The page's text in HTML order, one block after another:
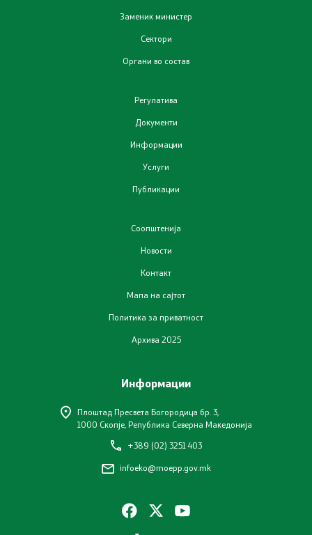
Заменик министер
Сектори
Органи во состав
Регулатива
Документи
Информации
Услуги
Публикации
Соопштенија
Новости
Контакт
Мапа на сајтот
Политика за приватност
Архива 2025
Информации
Плоштад Пресвета Богородица бр. 3,
1000 Скопје, Република Северна Македонија
+389 (02) 3251 403
infoeko@moepp.gov.mk